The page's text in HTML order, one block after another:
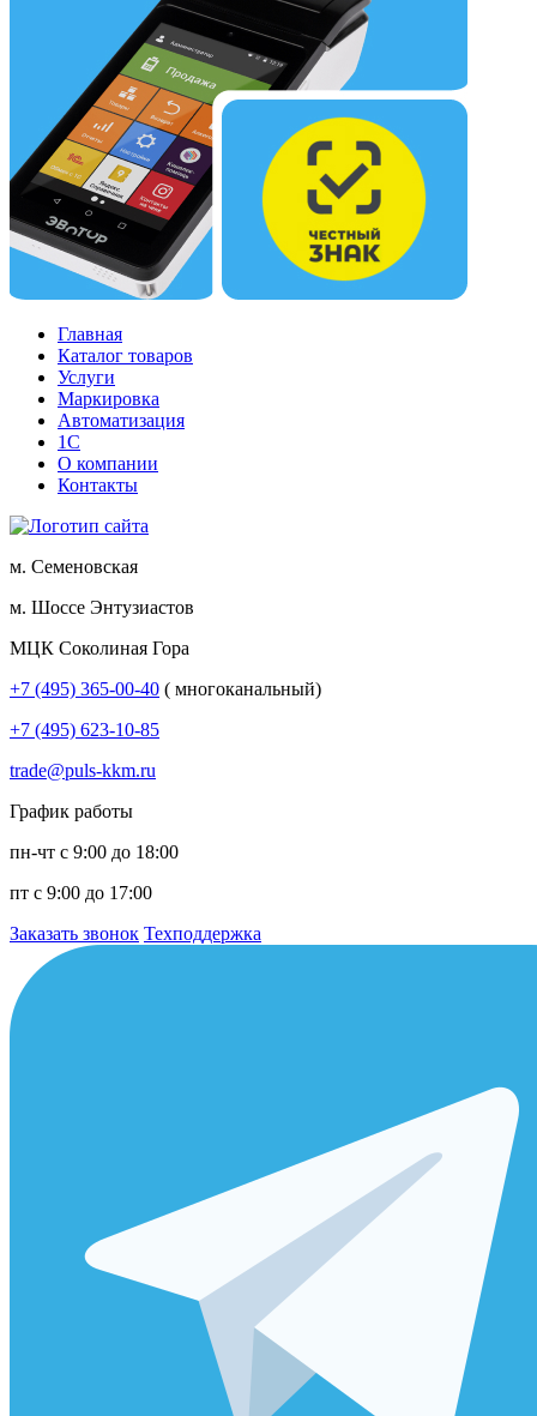
Главная
Каталог товаров
Услуги
Маркировка
Автоматизация
1С
О компании
Контакты
м. Семеновская
м. Шоссе Энтузиастов
МЦК Соколиная Гора
+7 (495) 365-00-40 ( многоканальный)
+7 (495) 623-10-85
trade@puls-kkm.ru
График работы
пн-чт с 9:00 до 18:00
пт с 9:00 до 17:00
Заказать звонок Техподдержка